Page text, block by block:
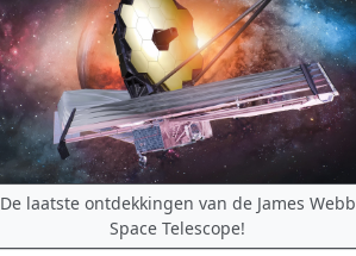
De laatste ontdekkingen van de James Webb
Space Telescope!